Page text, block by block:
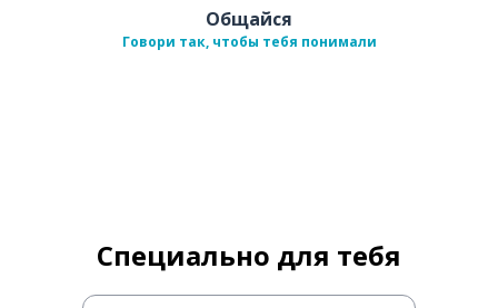
Общайся
Говори так, чтобы тебя понимали
Специально для тебя